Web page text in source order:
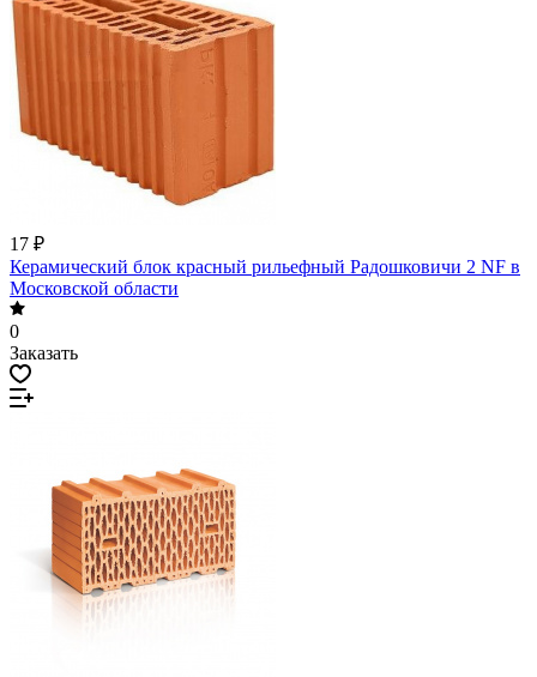
17 ₽
Керамический блок красный рильефный Радошковичи 2 NF в
Московской области
0
Заказать